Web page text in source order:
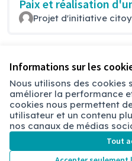
Informations sur les
Nous utilisons des cookies
améliorer la performance
cookies nous permettent
utilisateur et un contenu
nos canaux de médias
Tout
Paix et réalisation
Projet d'initiative
Conditions d'utilisation
Paramètres des cookies
Chambéry sur X
(Lien externe)
Chambéry sur Facebook
Chambéry sur Instagram